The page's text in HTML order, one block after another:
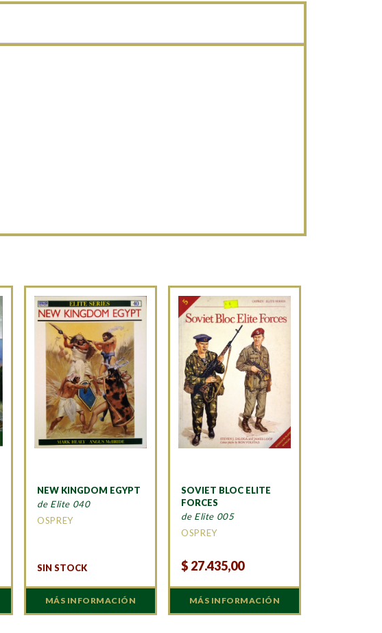
NEW KINGDOM EGYPT
de Elite 040
OSPREY
SIN STOCK
MÁS INFORMACIÓN
SOVIET BLOC ELITE
FORCES
de Elite 005
OSPREY
$ 27.435,00
MÁS INFORMACIÓN